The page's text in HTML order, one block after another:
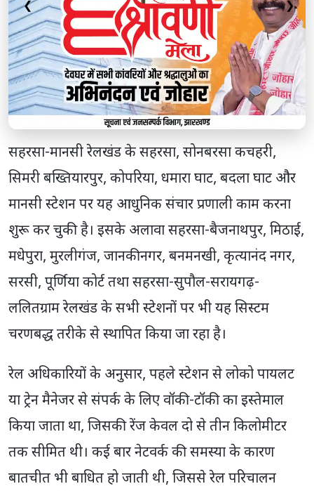
❮ ❯
सहरसा-मानसी रेलखंड के सहरसा, सोनबरसा कचहरी,
सिमरी बख्तियारपुर, कोपरिया, धमारा घाट, बदला घाट और
मानसी स्टेशन पर यह आधुनिक संचार प्रणाली काम करना
शुरू कर चुकी है। इसके अलावा सहरसा-बैजनाथपुर, मिठाई,
मधेपुरा, मुरलीगंज, जानकीनगर, बनमनखी, कृत्यानंद नगर,
सरसी, पूर्णिया कोर्ट तथा सहरसा-सुपौल-सरायगढ़-
ललितग्राम रेलखंड के सभी स्टेशनों पर भी यह सिस्टम
चरणबद्ध तरीके से स्थापित किया जा रहा है।
रेल अधिकारियों के अनुसार, पहले स्टेशन से लोको पायलट
या ट्रेन मैनेजर से संपर्क के लिए वॉकी-टॉकी का इस्तेमाल
किया जाता था, जिसकी रेंज केवल दो से तीन किलोमीटर
तक सीमित थी। कई बार नेटवर्क की समस्या के कारण
बातचीत भी बाधित हो जाती थी, जिससे रेल परिचालन